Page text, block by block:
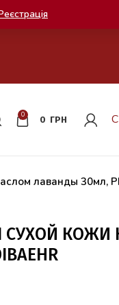
0
0 ГРН
лаванды 30мл,
СУХОЙ КОЖИ